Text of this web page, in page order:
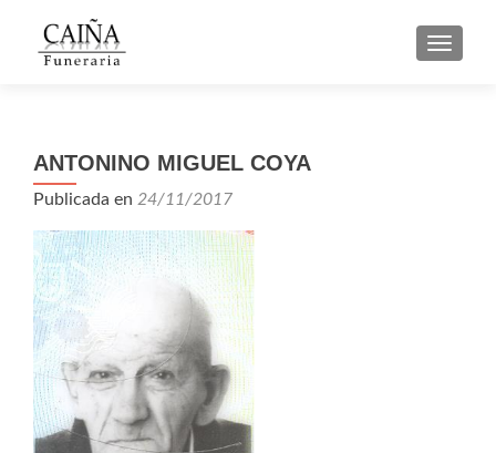
ANTONINO MIGUEL COYA
Publicada en 24/11/2017